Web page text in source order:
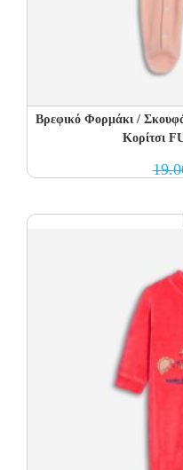
Βρεφικό Φορμάκι /
Κορίτσι